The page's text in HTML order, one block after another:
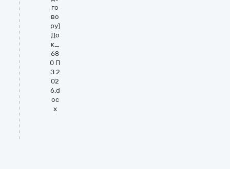
го
во
ру)
До
к_
68
0 П
З 2
02
6.d
oc
x